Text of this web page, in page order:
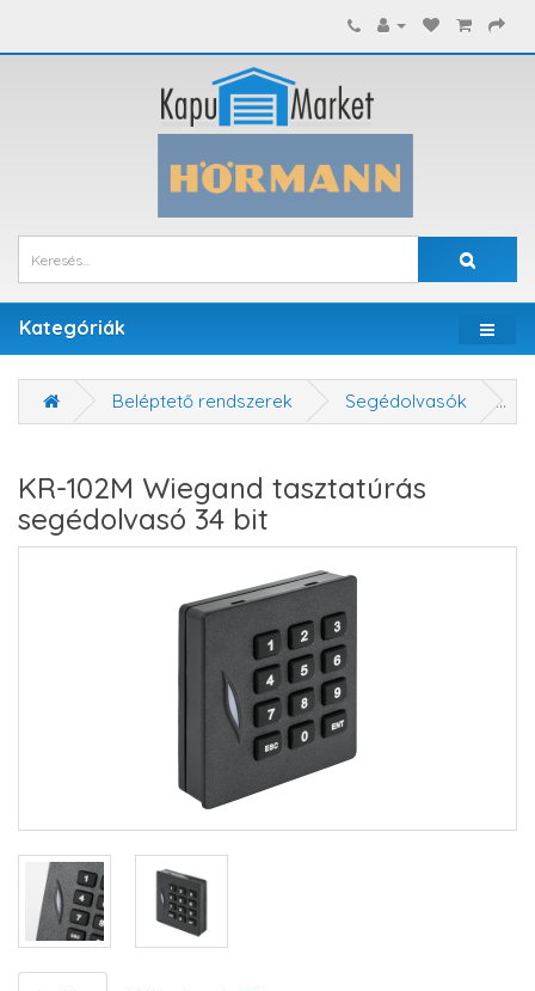
Kategóriák
Beléptető rendszerek Segédolvasók
KR-102M Wiegand tasztatúrás
segédolvasó 34 bit